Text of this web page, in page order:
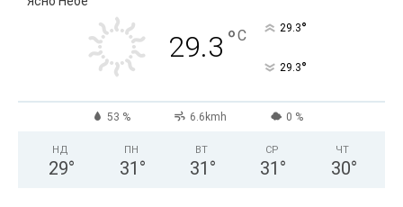
29.3 °C 29.3°
29.3°
53 % 6.6kmh 0 %
НД
29°
ПН
31 °
ВТ
31 °
СР
31 °
ЧТ
30°